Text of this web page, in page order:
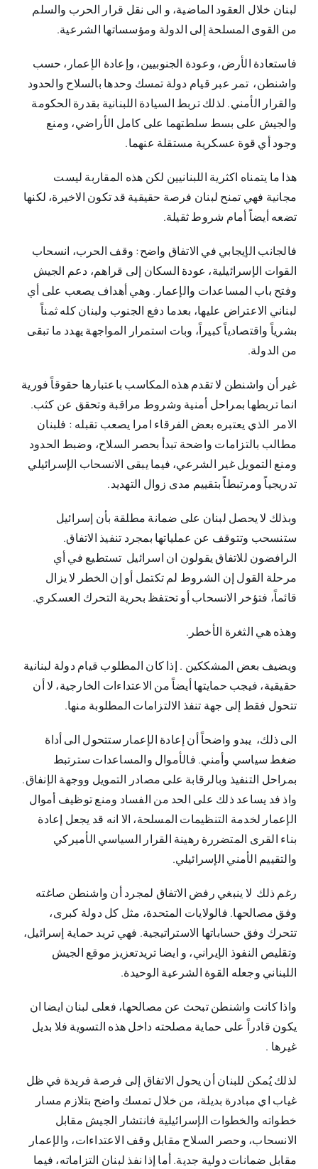
لبنان خلال العقود الماضية، و الى نقل قرار الحرب والسلم
من القوى المسلحة إلى الدولة ومؤسساتها الشرعية.
فاستعادة الأرض، وعودة الجنوبيين، وإعادة الإعمار، حسب
واشنطن، تمر عبر قيام دولة تمسك وحدها بالسلاح والحدود
والقرار الأمني. لذلك تربط السيادة اللبنانية بقدرة الحكومة
والجيش على بسط سلطتهما على كامل الأراضي، ومنع
وجود أي قوة عسكرية مستقلة عنهما.
هذا ما يتمناه اكثرية اللبنانيين لكن هذه المقاربة ليست
مجانية فهي تمنح لبنان فرصة حقيقية قد تكون الاخيرة، لكنها
تضعه أيضاً أمام شروط ثقيلة.
فالجانب الإيجابي في الاتفاق واضح: وقف الحرب، انسحاب
القوات الإسرائيلية، عودة السكان إلى قراهم، دعم الجيش
وفتح باب المساعدات والإعمار. وهي أهداف يصعب على أي
لبناني الاعتراض عليها، بعدما دفع الجنوب ولبنان كله ثمناً
بشرياً واقتصادياً كبيراً، وبات استمرار المواجهة يهدد ما تبقى
من الدولة.
غير أن واشنطن لا تقدم هذه المكاسب باعتبارها حقوقاً فورية
انما تربطها بمراحل أمنية وشروط مراقبة وتحقق عن كثب.
الامر الذي يعتبره بعض الفرقاء امرا يصعب تقبله : فلبنان
مطالب بالتزامات واضحة تبدأ بحصر السلاح، وضبط الحدود
ومنع التمويل غير الشرعي، فيما يبقى الانسحاب الإسرائيلي
تدريجياً ومرتبطاً بتقييم مدى زوال التهديد.
وبذلك لا يحصل لبنان على ضمانة مطلقة بأن إسرائيل
ستنسحب وتتوقف عن عملياتها بمجرد تنفيذ الاتفاق.
الرافضون للاتفاق يقولون ان اسرائيل تستطيع في أي
مرحلة القول إن الشروط لم تكتمل أو إن الخطر لا يزال
قائماً، فتؤخر الانسحاب أو تحتفظ بحرية التحرك العسكري.
وهذه هي الثغرة الأخطر.
ويضيف بعض المشككين . إذا كان المطلوب قيام دولة لبنانية
حقيقية، فيجب حمايتها أيضاً من الاعتداءات الخارجية، لا أن
تتحول فقط إلى جهة تنفذ الالتزامات المطلوبة منها.
الى ذلك، يبدو واضحاً أن إعادة الإعمار ستتحول الى أداة
ضغط سياسي وأمني. فالأموال والمساعدات سترتبط
بمراحل التنفيذ وبالرقابة على مصادر التمويل ووجهة الإنفاق.
واذ فد يساعد ذلك على الحد من الفساد ومنع توظيف أموال
الإعمار لخدمة التنظيمات المسلحة، الا انه قد يجعل إعادة
بناء القرى المتضررة رهينة القرار السياسي الأميركي
والتقييم الأمني الإسرائيلي.
رغم ذلك لا ينبغي رفض الاتفاق لمجرد أن واشنطن صاغته
وفق مصالحها. فالولايات المتحدة، مثل كل دولة كبرى،
تتحرك وفق حساباتها الاستراتيجية. فهي تريد حماية إسرائيل،
وتقليص النفوذ الإيراني، و ايضا تريدتعزيز موقع الجيش
اللبناني وجعله القوة الشرعية الوحيدة.
واذا كانت واشنطن تبحث عن مصالحها، فعلى لبنان ايضا ان
يكون قادراً على حماية مصلحته داخل هذه التسوية فلا بديل
غيرها .
لذلك يُمكن للبنان أن يحول الاتفاق إلى فرصة فريدة في ظل
غياب اي مبادرة بديلة، من خلال تمسك واضح بتلازم مسار
خطواته والخطوات الإسرائيلية فانتشار الجيش مقابل
الانسحاب، وحصر السلاح مقابل وقف الاعتداءات، والإعمار
مقابل ضمانات دولية جدية. أما إذا نفذ لبنان التزاماته، فيما